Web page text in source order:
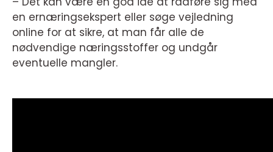
en ernæringsekspert eller søge vejledning
online for at sikre, at man får alle de
nødvendige næringsstoffer og undgår
eventuelle mangler.